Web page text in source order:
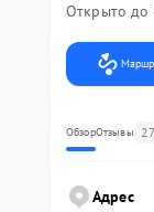
Открыто до
ОбзорОтзывы
Адрес